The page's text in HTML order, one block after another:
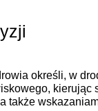
określi, w
także